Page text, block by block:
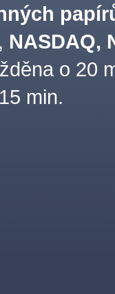
, NASDAQ,
o 20
min.